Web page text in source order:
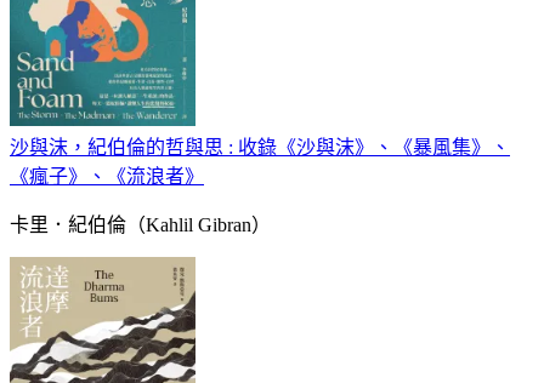
沙與沫，紀伯倫的哲與思 : 收錄《沙與沫》、《暴風集》、
《瘋子》、《流浪者》
卡里．紀伯倫（Kahlil Gibran）